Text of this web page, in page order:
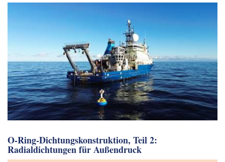
O-Ring-Dichtungskonstruktion, Teil 2:
Radialdichtungen für Außendruck